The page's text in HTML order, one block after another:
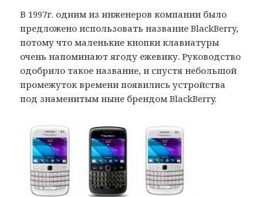
В 1997г. одним из инженеров компании было
предложено использовать название BlackBerry,
потому что маленькие кнопки клавиатуры
очень напоминают ягоду ежевику. Руководство
одобрило такое название, и спустя небольшой
промежуток времени появились устройства
под знаменитым ныне брендом BlackBerry.